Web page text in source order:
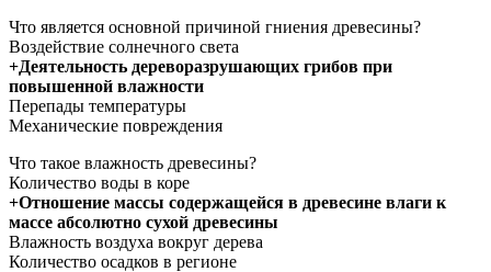
Что является основной причиной гниения древесины?
Воздействие солнечного света
+Деятельность дереворазрушающих грибов при
повышенной влажности
Перепады температуры
Механические повреждения
Что такое влажность древесины?
Количество воды в коре
+Отношение массы содержащейся в древесине влаги к
массе абсолютно сухой древесины
Влажность воздуха вокруг дерева
Количество осадков в регионе